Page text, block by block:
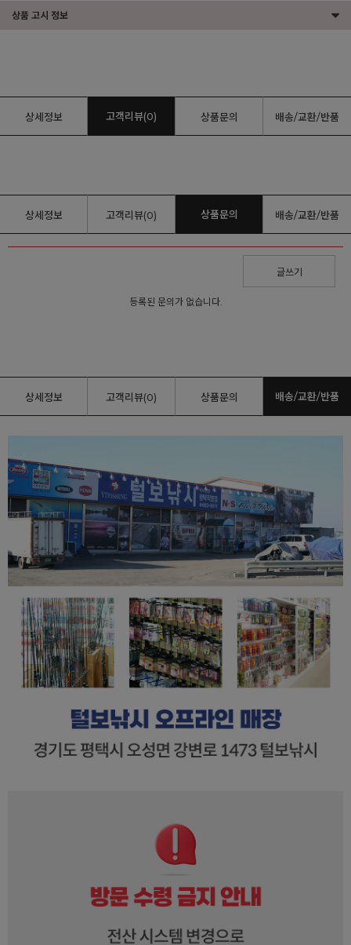
상품 고시 정보
상세정보 고객리뷰(0) 상품문의 배송/교환/반품
상세정보 고객리뷰(0) 상품문의 배송/교환/반품
글쓰기
등록된 문의가 없습니다.
상세정보 고객리뷰(0) 상품문의 배송/교환/반품